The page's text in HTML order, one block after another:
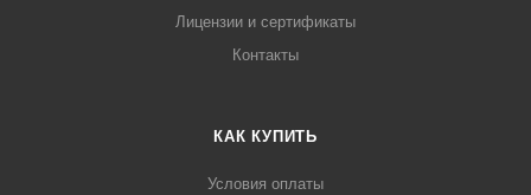
Лицензии и сертификаты
Контакты
КАК КУПИТЬ
Условия оплаты